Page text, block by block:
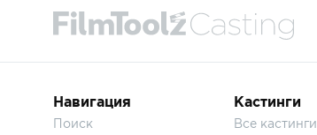
Навигация
Поиск
Кастинги
Все кастинги